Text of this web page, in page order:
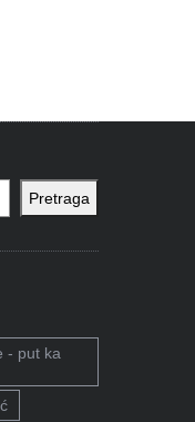
Pretraga
- put ka